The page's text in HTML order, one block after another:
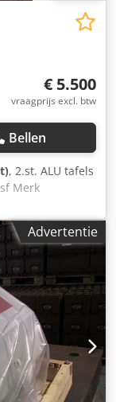
€ 5.500
vraagprijs excl. btw
Bellen
, 2.st. ALU tafels
Merk
Afmetingen
700 mm In
Advertentie